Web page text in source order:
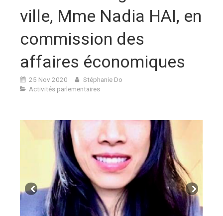
ville, Mme Nadia HAI, en
commission des
affaires économiques
25 Nov 2020
Stéphanie Do
Activités parlementaires